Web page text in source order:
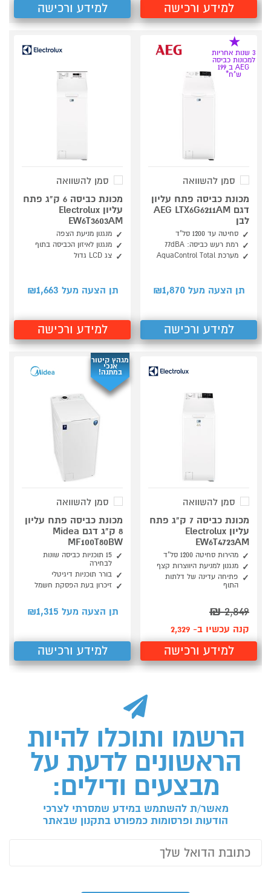
למידע ורכישה למידע ורכישה
3 שנות אחריות
למכונות כביסה
AEG ב 199
ש"ח*
סמן להשוואה
מכונת כביסה פתח עליון
דגם AEG LTX6G6211AM
לבן
סחיטה עד 1200 סל"ד
רמת רעש כביסה: 77dBA
מערכת AquaControl Total
תן הצעה מעל ₪ 1,870
למידע ורכישה
סמן להשוואה
מכונת כביסה 6 ק"ג פתח
עליון Electrolux
EW6T3603AM
מנגנון מניעת הצפה
מנגנון לאיזון הכביסה בתוף
צג LCD גדול
תן הצעה מעל ₪ 1,663
למידע ורכישה
סמן להשוואה
מכונת כביסה 7 ק"ג פתח
עליון Electrolux
EW6T4723AM
מהירות סחיטה 1200 סל"ד
מנגנון למניעת היווצרות קצף
פתיחה עדינה של דלתות
התוף
2,849
₪
קנה עכשיו ב- 2,329
למידע ורכישה
מגהץ קיטור
אנכי
במתנה!
סמן להשוואה
מכונת כביסה פתח עליון
8 ק"ג דגם Midea
MF100T80BW
15 תוכניות כביסה שונות
לבחירה
בורר תוכניות דיגיטלי
זיכרון בעת הפסקת חשמל
תן הצעה מעל ₪ 1,315
למידע ורכישה
הרשמו ותוכלו להיות
הראשונים לדעת על
מבצעים ודילים:
מאשר/ת להשתמש במידע שמסרתי לצרכי
הודעות ופרסומות כמפורט בתקנון שבאתר